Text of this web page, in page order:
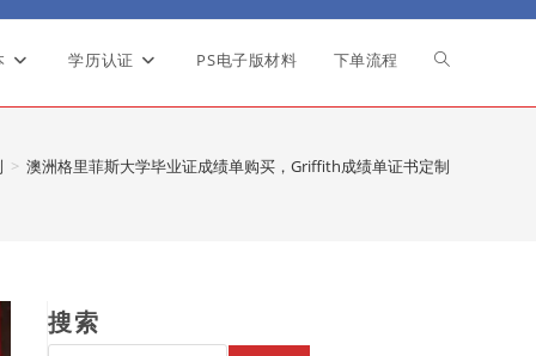
学历认证 PS电子版材料 下单流程 Toggle
> 澳洲格里菲斯大学毕业证成绩单购买，Griffith成绩单证书定制
搜索